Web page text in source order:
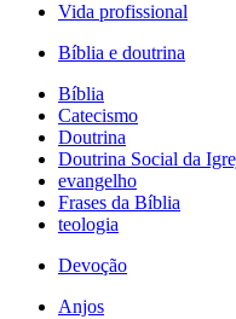
Vida profissional
Bíblia e doutrina
Bíblia
Catecismo
Doutrina
Doutrina Social da
evangelho
Frases da Bíblia
teologia
Devoção
Anjos